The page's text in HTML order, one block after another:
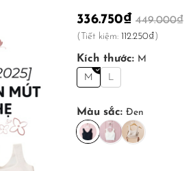
336.750₫ 449.000₫
(Tiết kiệm: 112.250₫ )
Kích thước: M
M L
Màu sắc: Đen